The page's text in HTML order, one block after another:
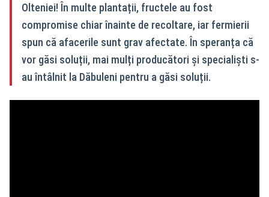
Olteniei! În multe plantații, fructele au fost
compromise chiar înainte de recoltare, iar fermierii
spun că afacerile sunt grav afectate. În speranța că
vor găsi soluții, mai mulți producători și specialiști s-
au întâlnit la Dăbuleni pentru a găsi soluții.